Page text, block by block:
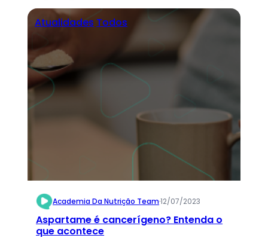
Atualidades Todos
Academia Da Nutrição Team·12/07/2023
Aspartame é cancerígeno? Entenda o
que acontece